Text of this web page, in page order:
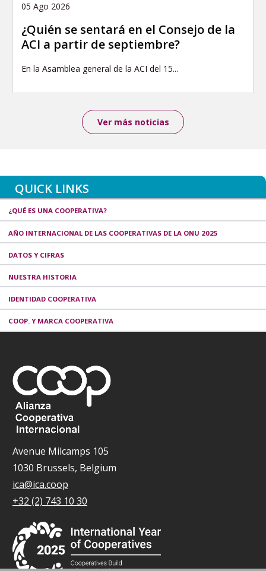
05 Ago 2026
¿Quién se sentará en el Consejo de la
ACI a partir de septiembre?
En la Asamblea general de la ACI del 15...
Ver más noticias
QUICK LINKS
¿QUÉ ES UNA COOPERATIVA?
AÑO INTERNACIONAL DE LAS COOPERATIVAS DE LA ONU 2025
DATOS Y CIFRAS
NUESTRA HISTORIA
IDENTIDAD COOPERATIVA
COOP. Y MARCA COOPERATIVA
Avenue Milcamps 105
1030 Brussels, Belgium
ica@ica.coop
+32 (2) 743 10 30